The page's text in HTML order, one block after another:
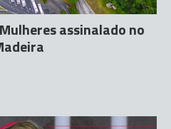
assinalado no